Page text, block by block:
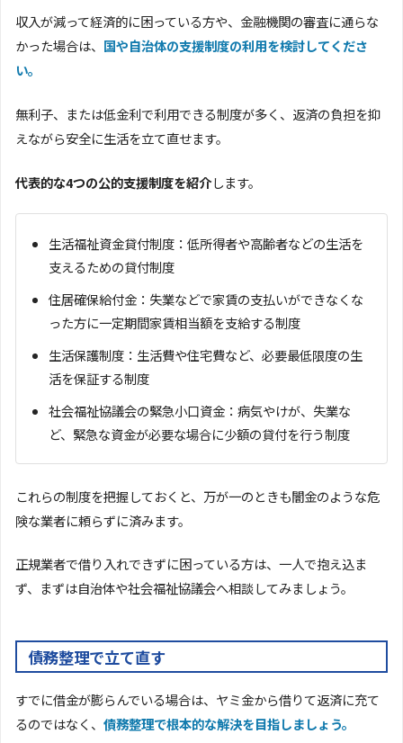
収入が減って経済的に困っている方や、金融機関の審査に通らな
かった場合は、 国や自治体の支援制度の利用を検討してくださ
い。
無利子、または低金利で利用できる制度が多く、返済の負担を抑
えながら安全に生活を立て直せます。
代表的な4つの公的支援制度を紹介します。
生活福祉資金貸付制度：低所得者や高齢者などの生活を
支えるための貸付制度
住居確保給付金：失業などで家賃の支払いができなくな
った方に一定期間家賃相当額を支給する制度
生活保護制度：生活費や住宅費など、必要最低限度の生
活を保証する制度
社会福祉協議会の緊急小口資金：病気やけが、失業な
ど、緊急な資金が必要な場合に少額の貸付を行う制度
これらの制度を把握しておくと、万が一のときも闇金のような危
険な業者に頼らずに済みます。
正規業者で借り入れできずに困っている方は、一人で抱え込ま
ず、まずは自治体や社会福祉協議会へ相談してみましょう。
債務整理で立て直す
すでに借金が膨らんでいる場合は、ヤミ金から借りて返済に充て
るのではなく、 債務整理で根本的な解決を目指しましょう。